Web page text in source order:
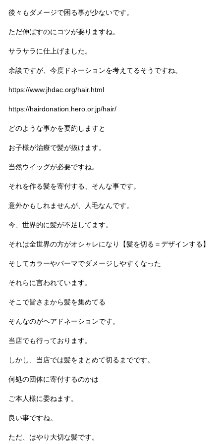
後々もダメージで困る事が少ないです。
ただ伸ばすのにコツが要りますね。
サラサラに仕上げました。
余談ですが、今度ドネーションを考えてるそうですね。
https://www.jhdac.org/hair.html
https://hairdonation.hero.or.jp/hair/
どのような事かを要約しますと
お子様が治療で髪が抜けます。
当然ウイッグが必要ですね。
それを作る髪を寄付する、そんな事です。
意外かもしれませんが、人毛なんです。
今、世界的に髪が不足してます。
それは全世界の方がオシャレになり【髪を切る＝デザインする】
そしてカラーやパーマでダメージしやすくなった
それらに言われています。
そこで皆さまから髪を集めてる
そんなのがヘアドネーションです。
当店でも行っております。
しかし、当店では髪をまとめて切るまでです。
何処の団体に寄付するのかは
ご本人様に委ねます。
良い事ですね。
ただ、はやり大切な髪です。